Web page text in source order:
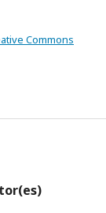
Commons